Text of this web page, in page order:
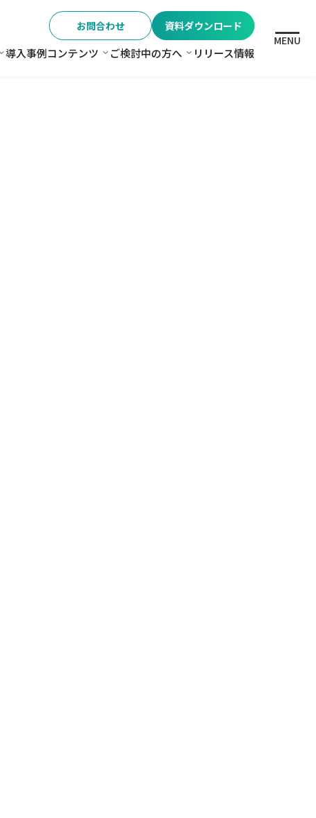
お問合わせ 資料ダウンロード
価格
導入事例コンテンツ コンテンツ
ご検討中の方へ ご検討中の方へ
リリース情報
MENU